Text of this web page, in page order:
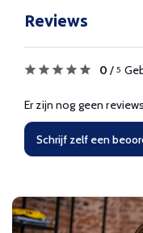
Reviews
0 / 5
Er zijn nog geen
Schrijf zelf een